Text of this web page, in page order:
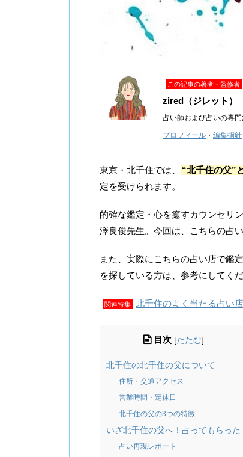
この記事の著者・監修者
zired（ジレット）
占い師および占いの専
プロフィール ・ 編集指針
東京・北千住では、 “北千住の父”
定を受けられます。
的確な鑑定・心を癒すカウンセリ
澤良俊先生。今回は、こちらの占
また、実際にこちらの占い店で鑑
を探している方は、参考にしてくだ
関連特集 北千住のよく当たる占い
目次 [たたむ]
北千住の北千住の父について
住所・交通アクセス
営業時間・定休日
北千住の父の3つの特徴
いざ北千住の父へ！占ってもらった
占い再現レポート